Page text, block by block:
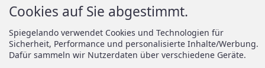
Zahlung
Versand
AGB
Montageanleitungen
Spiegelando Magazin
Cookies auf Sie abgestimmt.
Spiegelando verwendet Cookies und Technologien für
Sicherheit, Performance und personalisierte Inhalte/Werbung.
Dafür sammeln wir Nutzerdaten über verschiedene Geräte.